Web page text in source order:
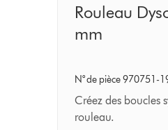
Rouleau
Dyson
de
30
mm
Rouleau
mm
N° de pièce 970751-
Créez des boucles
rouleau.